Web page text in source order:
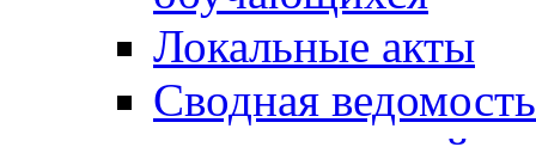
Локальные акты
Сводная